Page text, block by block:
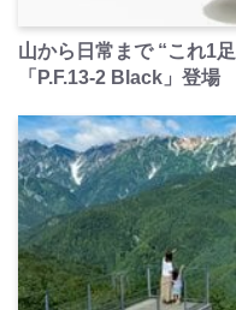
山から日常まで “これ1
「P.F.13-2 Black」登場